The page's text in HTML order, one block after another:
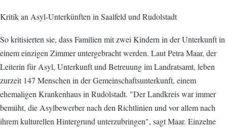
Kritik an Asyl-Unterkünften in Saalfeld und Rudolstadt
So kritisierten sie, dass Familien mit zwei Kindern in der Unterkunft in
einem einzigen Zimmer untergebracht werden. Laut Petra Maar, der
Leiterin für Asyl, Unterkunft und Betreuung im Landratsamt, leben
zurzeit 147 Menschen in der Gemeinschaftsunterkunft, einem
ehemaligen Krankenhaus in Rudolstadt. "Der Landkreis war immer
bemüht, die Asylbewerber nach den Richtlinien und vor allem nach
ihrem kulturellen Hintergrund unterzubringen", sagt Maar. Einzelne